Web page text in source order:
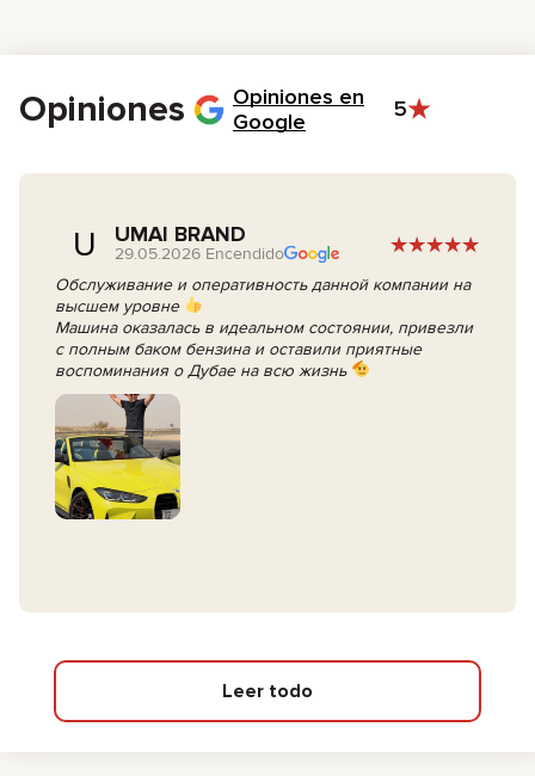
Opiniones
Opiniones en
Google
5
U UMAI BRAND
29.05.2026 Encendido
Обслуживание и оперативность данной компании на
высшем уровне
Машина оказалась в идеальном состоянии, привезли
с полным баком бензина и оставили приятные
воспоминания о Дубае на всю жизнь
Leer todo